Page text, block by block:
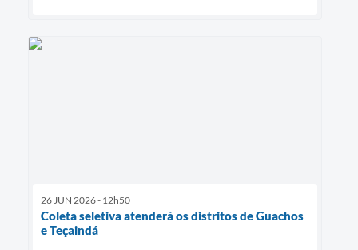
26 JUN 2026 - 12h50
Coleta seletiva atenderá os distritos de Guachos
e Teçaindá